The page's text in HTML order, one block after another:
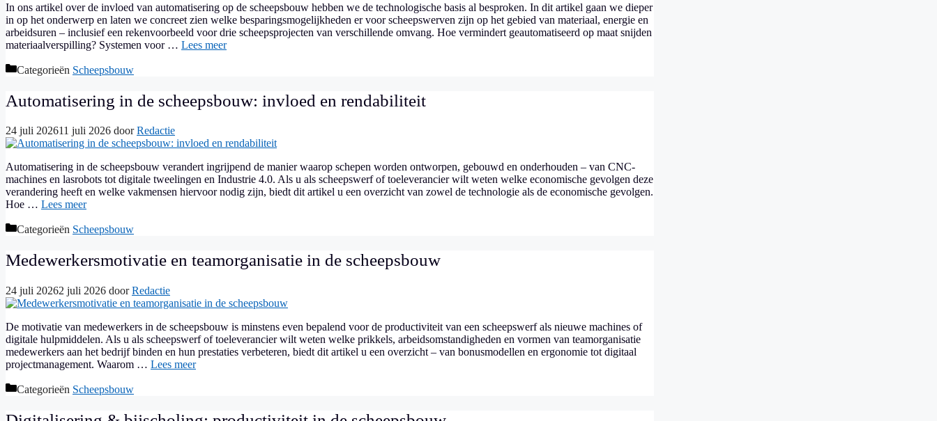
In ons artikel over de invloed van automatisering op de scheepsbouw hebben we de technologische basis al besproken. In dit artikel gaan we dieper
in op het onderwerp en laten we concreet zien welke besparingsmogelijkheden er voor scheepswerven zijn op het gebied van materiaal, energie en
arbeidsuren – inclusief een rekenvoorbeeld voor drie scheepsprojecten van verschillende omvang. Hoe vermindert geautomatiseerd op maat snijden
materiaalverspilling? Systemen voor … Lees meer
Categorieën Scheepsbouw
Automatisering in de scheepsbouw: invloed en rendabiliteit
24 juli 202611 juli 2026 doorRedactie
Automatisering in de scheepsbouw verandert ingrijpend de manier waarop schepen worden ontworpen, gebouwd en onderhouden – van CNC-
machines en lasrobots tot digitale tweelingen en Industrie 4.0. Als u als scheepswerf of toeleverancier wilt weten welke economische gevolgen deze
verandering heeft en welke vakmensen hiervoor nodig zijn, biedt dit artikel u een overzicht van zowel de technologie als de economische gevolgen.
Hoe … Lees meer
Categorieën Scheepsbouw
Medewerkersmotivatie en teamorganisatie in de scheepsbouw
24 juli 20262 juli 2026 doorRedactie
De motivatie van medewerkers in de scheepsbouw is minstens even bepalend voor de productiviteit van een scheepswerf als nieuwe machines of
digitale hulpmiddelen. Als u als scheepswerf of toeleverancier wilt weten welke prikkels, arbeidsomstandigheden en vormen van teamorganisatie
medewerkers aan het bedrijf binden en hun prestaties verbeteren, biedt dit artikel u een overzicht – van bonusmodellen en ergonomie tot digitaal
projectmanagement. Waarom … Lees meer
Categorieën Scheepsbouw